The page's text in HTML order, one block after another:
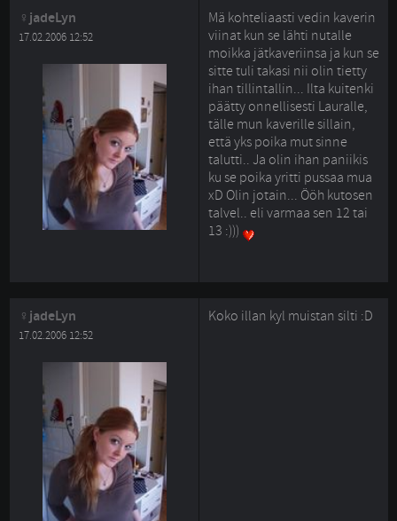
jadeLyn
17.02.2006 12:52
Mä kohteliaasti vedin kaverin
viinat kun se lähti nutalle
moikka jätkaveriinsa ja kun se
sitte tuli takasi nii olin tietty
ihan tillintallin... Ilta kuitenki
päätty onnellisesti Lauralle,
tälle mun kaverille sillain,
että yks poika mut sinne
talutti.. Ja olin ihan paniikis
ku se poika yritti pussaa mua
xD Olin jotain... Ööh kutosen
talvel.. eli varmaa sen 12 tai
13 :)))
jadeLyn
17.02.2006 12:52
Koko illan kyl muistan silti :D